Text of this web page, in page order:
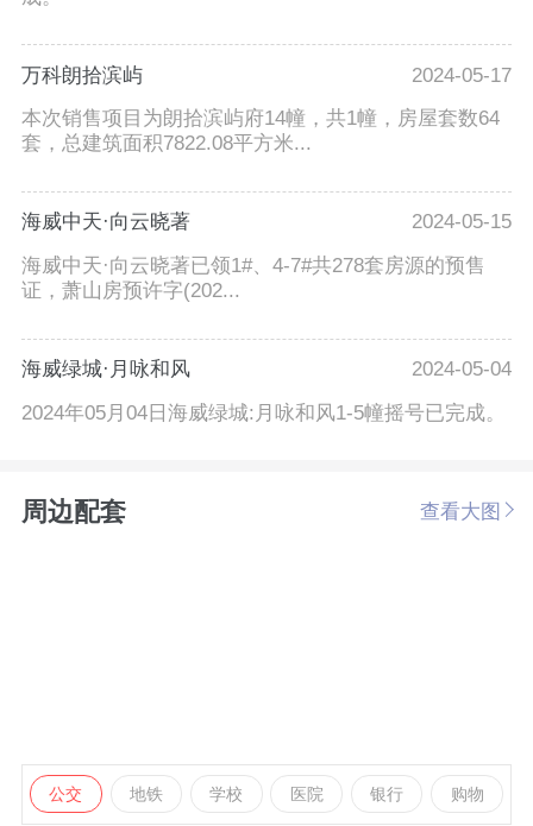
万科朗拾滨屿
2024-05-17
本次销售项目为朗拾滨屿府14幢，共1幢，房屋套数64
套，总建筑面积7822.08平方米...
海威中天·向云晓著
2024-05-15
海威中天·向云晓著已领1#、4-7#共278套房源的预售
证，萧山房预许字(202...
海威绿城·月咏和风
2024-05-04
2024年05月04日海威绿城:月咏和风1-5幢摇号已完成。
周边配套 查看大图
公交 地铁 学校 医院 银行 购物